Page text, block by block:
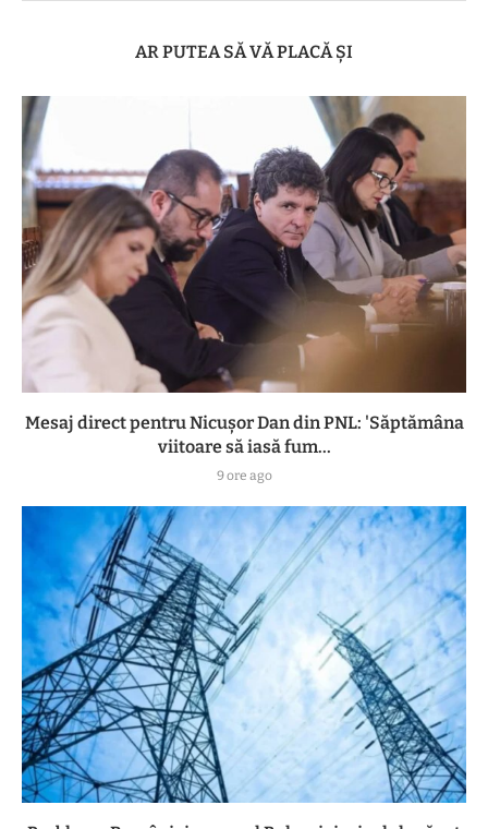
AR PUTEA SĂ VĂ PLACĂ ȘI
Mesaj direct pentru Nicușor Dan din PNL: 'Săptămâna
viitoare să iasă fum...
9 ore ago